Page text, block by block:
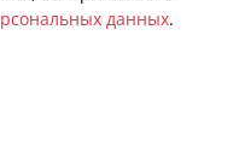
данных.